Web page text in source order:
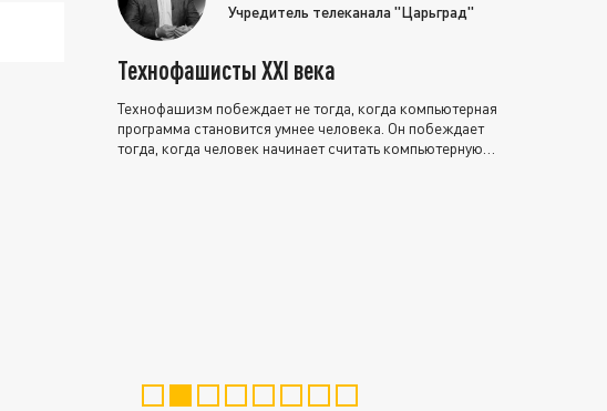
Учредитель телеканала "Царьград"
Технофашисты XXI века
Технофашизм побеждает не тогда, когда компьютерная
программа становится умнее человека. Он побеждает
тогда, когда человек начинает считать компьютерную